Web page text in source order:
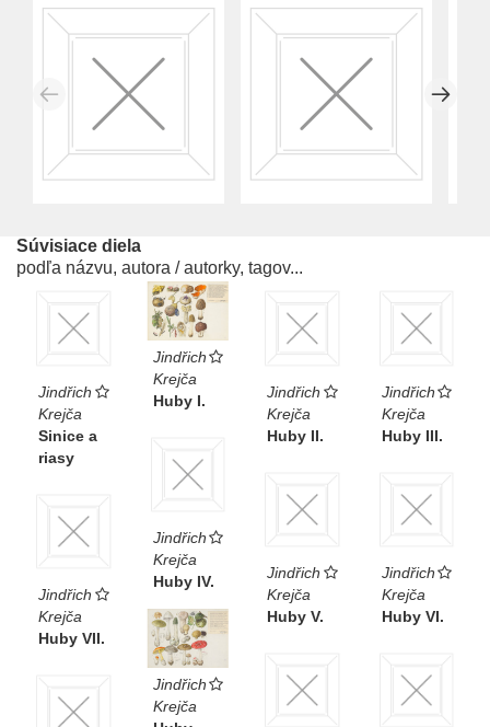
Súvisiace diela
podľa názvu, autora / autorky, tagov...
Jindřich
Krejča
Sinice a
riasy
Jindřich
Krejča
Huby I.
Jindřich
Krejča
Huby II.
Jindřich
Krejča
Huby III.
Jindřich
Krejča
Huby IV.
Jindřich
Krejča
Huby V.
Jindřich
Krejča
Huby VI.
Jindřich
Krejča
Huby VII.
Jindřich
Krejča